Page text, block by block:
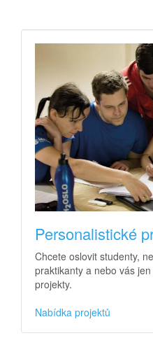
Personalistické
Chcete oslovit studenty,
praktikanty a nebo vás
projekty.
Nabídka projektů